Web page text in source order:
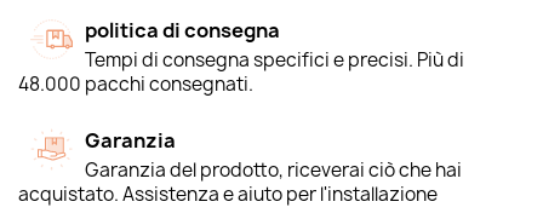
politica di consegna
Tempi di consegna specifici e precisi. Più di
48.000 pacchi consegnati.
Garanzia
Garanzia del prodotto, riceverai ciò che hai
acquistato. Assistenza e aiuto per l'installazione